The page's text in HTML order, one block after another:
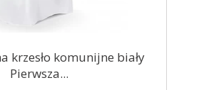
krzesło komunijne biały
Pierwsza...